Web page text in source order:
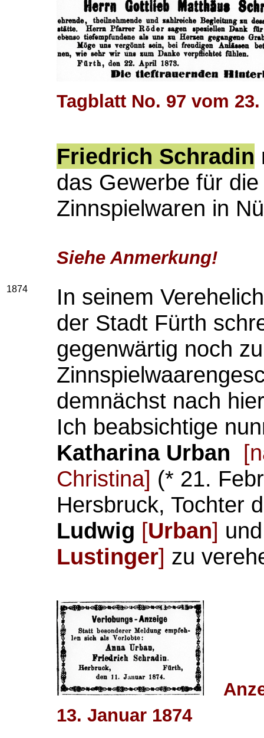
Tagblatt No. 97 vom
Friedrich Schradin
das Gewerbe für
Zinnspielwaren in
Siehe Anmerkung!
1874
In seinem
der Stadt Fürth
gegenwärtig noch
demnächst nach
Ich beabsichtige
Katharina Urban
Christina] (* 21.
Hersbruck, Tochter
Ludwig [Urban]
Lustinger] zu
13. Januar 1874